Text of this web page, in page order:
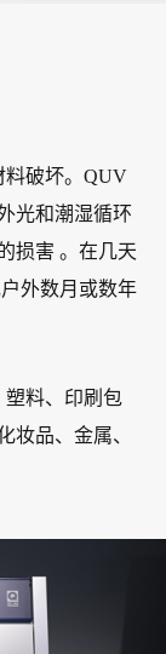
料破坏。QUV
光和潮湿循环
损害 。在几天
外数月或数年
塑料、印刷包
妆品、金属、